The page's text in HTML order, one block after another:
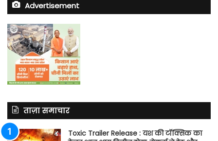
Advertisement
ताज़ा समाचार
Toxic Trailer Release : यश की टॉक्सिक का